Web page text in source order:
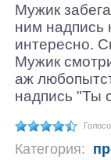
Мужик
ним надпись
интересно.
Мужик
аж
надпись "Ты
Категория: